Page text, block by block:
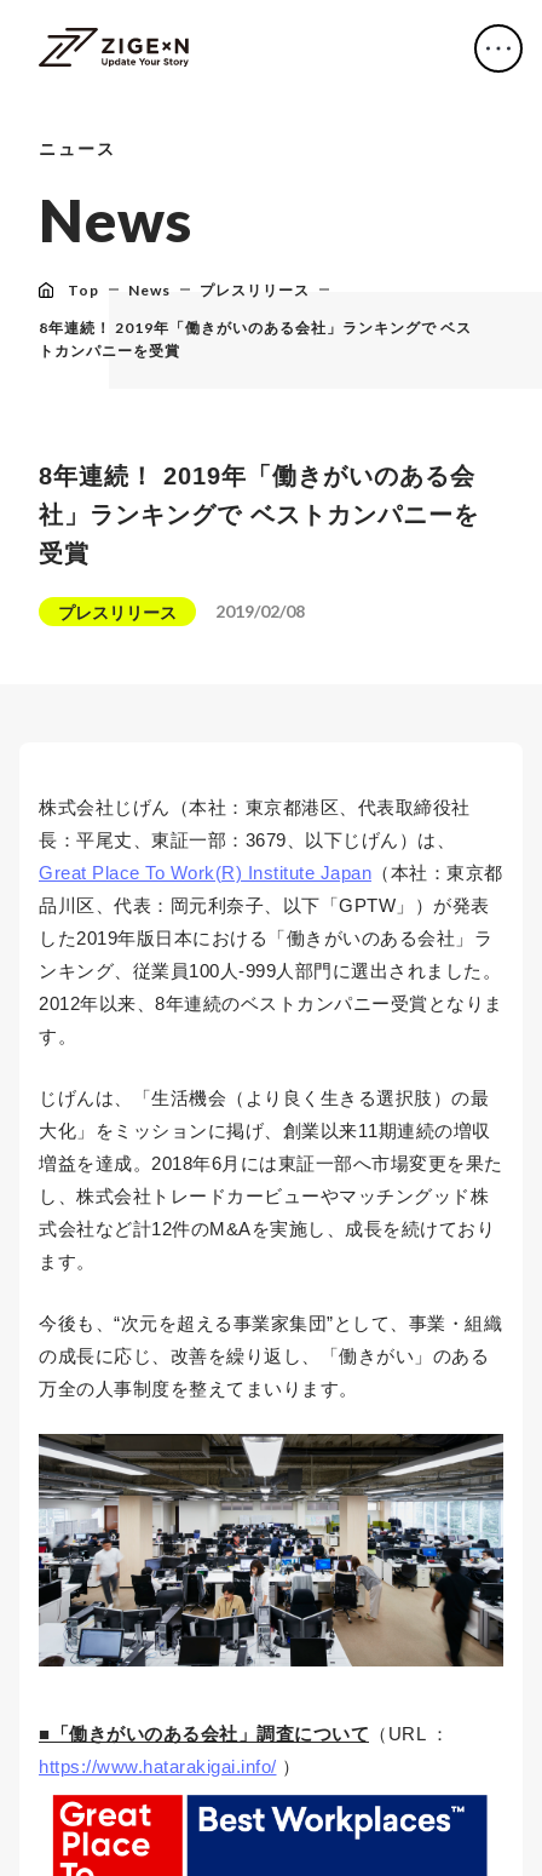
ニュース
News
Top News プレスリリース
8年連続！ 2019年「働きがいのある会社」ランキングで ベス
トカンパニーを受賞
8年連続！ 2019年「働きがいのある会
社」ランキングで ベストカンパニーを
受賞
プレスリリース 2019/02/08
株式会社じげん（本社：東京都港区、代表取締役社
長：平尾丈、東証一部：3679、以下じげん）は、
Great Place To Work(R) Institute Japan （本社：東京都
品川区、代表：岡元利奈子、以下「GPTW」）が発表
した2019年版日本における「働きがいのある会社」ラ
ンキング、従業員100人-999人部門に選出されました。
2012年以来、8年連続のベストカンパニー受賞となりま
す。
じげんは、「生活機会（より良く生きる選択肢）の最
大化」をミッションに掲げ、創業以来11期連続の増収
増益を達成。2018年6月には東証一部へ市場変更を果た
し、株式会社トレードカービューやマッチングッド株
式会社など計12件のM&Aを実施し、成長を続けており
ます。
今後も、“次元を超える事業家集団”として、事業・組織
の成長に応じ、改善を繰り返し、「働きがい」のある
万全の人事制度を整えてまいります。
■「働きがいのある会社」調査について （URL ：
https://www.hatarakigai.info/ ）